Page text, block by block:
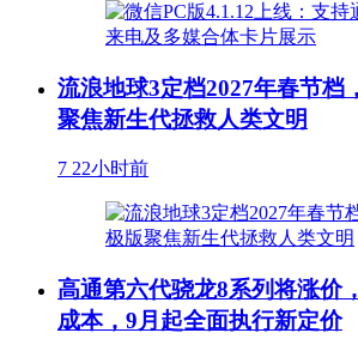
流浪地球3定档2027年春节档
聚焦新生代拯救人类文明
7 22小时前
高通第六代骁龙8系列将涨价
成本，9月起全面执行新定价